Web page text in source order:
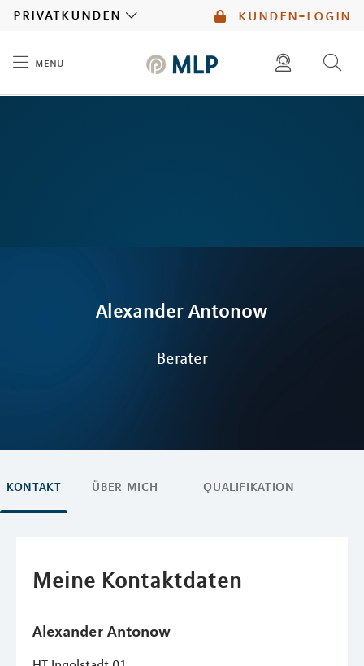
kunden-login
privatkunden
menü
Alexander Antonow
Berater
KONTAKT ÜBER MICH QUALIFIKATION
Meine Kontaktdaten
Alexander Antonow